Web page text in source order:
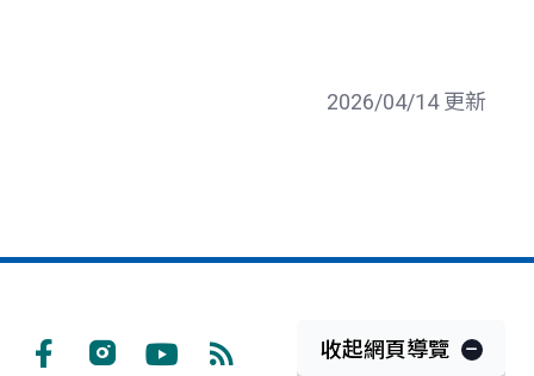
2026/04/14 更新
收起網頁導覽